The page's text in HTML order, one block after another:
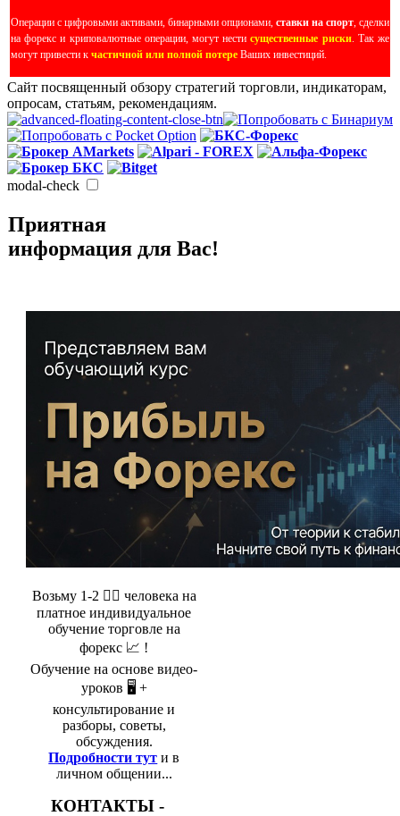
Операции с цифровыми активами, бинарными опционами, ставки на спорт, сделки
на форекс и криповалютные операции, могут нестисущественные риски. Так же
могут привести к частичной или полной потере Ваших инвестиций.
Сайт посвященный обзору стратегий торговли, индикаторам,
опросам, статьям, рекомендациям.
modal-check
Приятная
информация для Вас!
Возьму 1-2 🤵‍♂️ человека на
платное индивидуальное
обучение торговле на
форекс 📈 !
Обучение на основе видео-
уроков 🖥️ +
консультирование и
разборы, советы,
обсуждения.
Подробности тут и в
личном общении...
КОНТАКТЫ -